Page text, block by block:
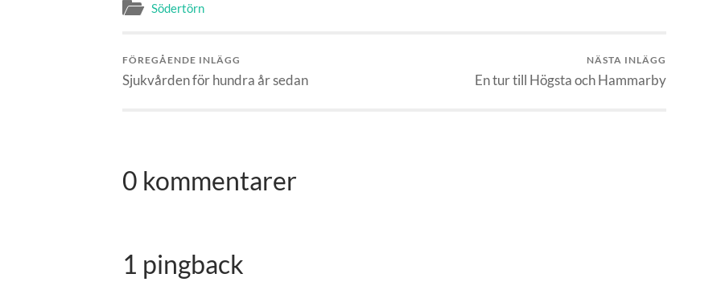
Södertörn
FÖREGÅENDE INLÄGG
Sjukvården för hundra år sedan
NÄSTA INLÄGG
En tur till Högsta och Hammarby
0 kommentarer
1 pingback